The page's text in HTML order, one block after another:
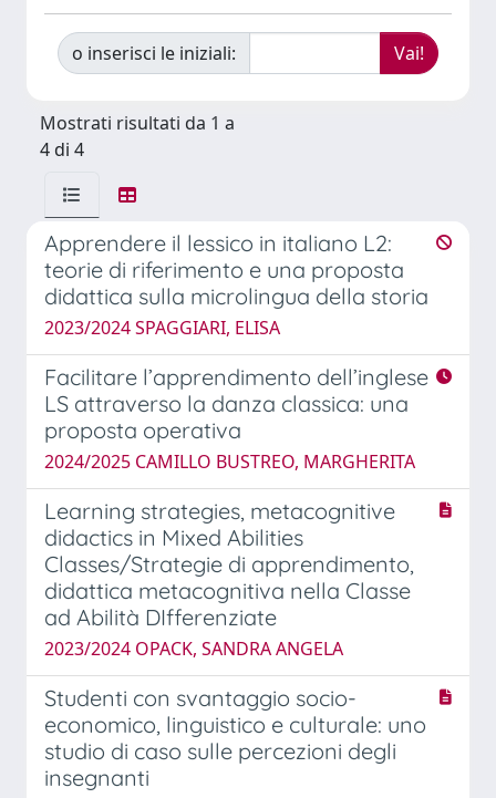
o inserisci le iniziali:
Mostrati risultati da 1 a
4 di 4
Apprendere il lessico in italiano L2:
teorie di riferimento e una proposta
didattica sulla microlingua della storia
2023/2024 SPAGGIARI, ELISA
Facilitare l’apprendimento dell’inglese
LS attraverso la danza classica: una
proposta operativa
2024/2025 CAMILLO BUSTREO, MARGHERITA
Learning strategies, metacognitive
didactics in Mixed Abilities
Classes/Strategie di apprendimento,
didattica metacognitiva nella Classe
ad Abilità DIfferenziate
2023/2024 OPACK, SANDRA ANGELA
Studenti con svantaggio socio-
economico, linguistico e culturale: uno
studio di caso sulle percezioni degli
insegnanti